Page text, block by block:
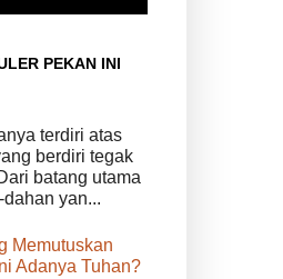
PEKAN INI
terdiri atas
berdiri tegak
batang utama
yan...
Memutuskan
Adanya Tuhan?